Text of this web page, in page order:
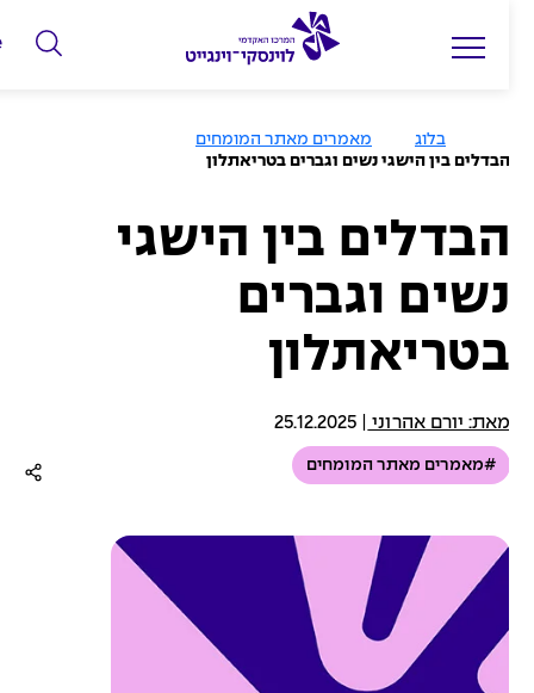
בלוג
מאמרים מאתר המומחים
הבדלים בין הישגי נשים וגברים בטריאתלון
הבדלים בין הישגי
נשים וגברים
בטריאתלון
מאת: יורם אהרוני|
25.12.2025
#מאמרים מאתר המומחים